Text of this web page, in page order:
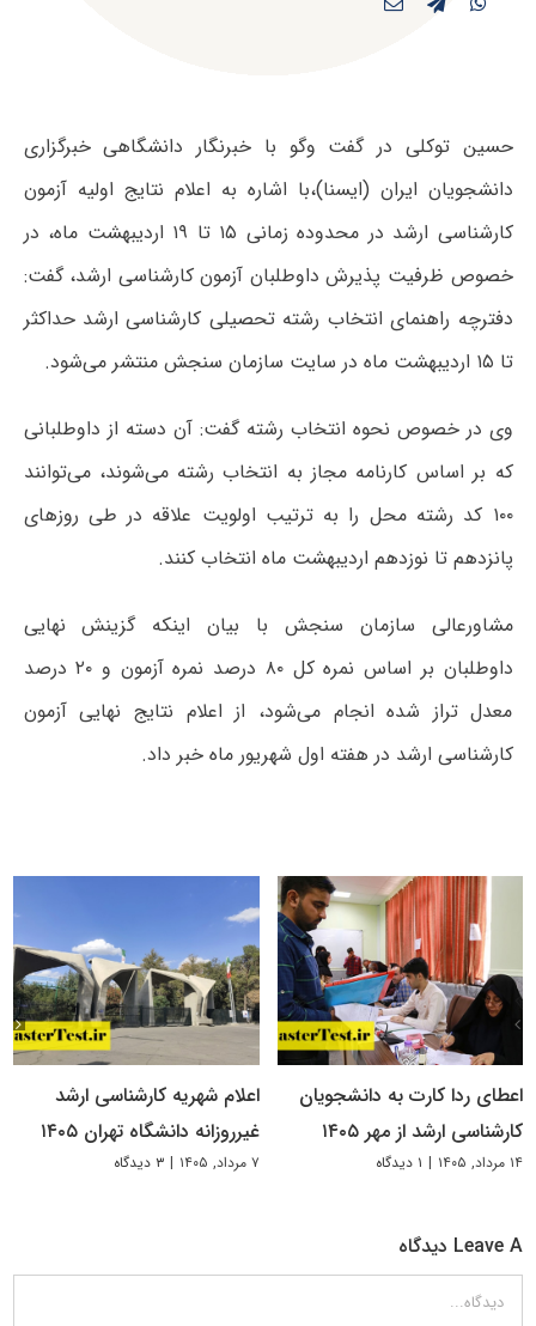
حسین توکلی در گفت‌ وگو با خبرنگار دانشگاهی خبرگزاری
دانشجویان ایران (ایسنا)،با اشاره به اعلام نتایج اولیه آزمون
کارشناسی ارشد در محدوده زمانی ۱۵ تا ۱۹ اردیبهشت ماه، در
خصوص ظرفیت پذیرش داوطلبان آزمون کارشناسی ارشد، گفت:
دفترچه راهنمای انتخاب رشته تحصیلی کارشناسی ارشد حداکثر
تا ۱۵ اردیبهشت ماه در سایت سازمان سنجش منتشر می‌شود.
وی در خصوص نحوه انتخاب رشته گفت: آن دسته از داوطلبانی
که بر اساس کارنامه مجاز به انتخاب رشته می‌شوند، می‌توانند
۱۰۰ کد رشته محل را به ترتیب اولویت علاقه در طی روزهای
پانزدهم تا نوزدهم اردیبهشت ماه انتخاب کنند.
مشاورعالی سازمان سنجش با بیان اینکه گزینش نهایی
داوطلبان بر اساس نمره کل ۸۰ درصد نمره آزمون و ۲۰ درصد
معدل تراز شده انجام می‌شود، از اعلام نتایج نهایی آزمون
کارشناسی ارشد در هفته اول شهریور ماه خبر داد.
اعطای ردا کارت به دانشجویان
کارشناسی ارشد از مهر ۱۴۰۵
۱۴ مرداد, ۱۴۰۵ | ۱ دیدگاه
اعلام شهریه کارشناسی ارشد
غیرروزانه دانشگاه تهران ۱۴۰۵
۷ مرداد, ۱۴۰۵ | ۳ دیدگاه
Leave A دیدگاه
دیدگاه